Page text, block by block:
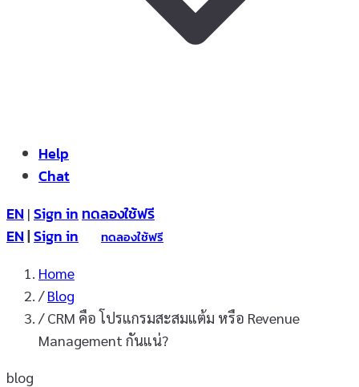
Help
Chat
EN | Sign in ทดลองใช้ฟรี
EN|Sign in
ทดลองใช้ฟรี
Home
/ Blog
/ CRM คือ โปรแกรมสะสมแต้ม หรือ Revenue
Management กันแน่?
blog